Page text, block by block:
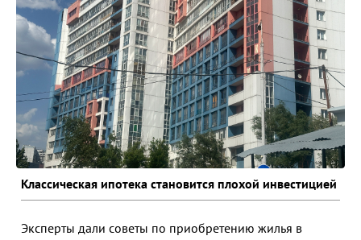
Классическая ипотека становится плохой инвестицией
Эксперты дали советы по приобретению жилья в